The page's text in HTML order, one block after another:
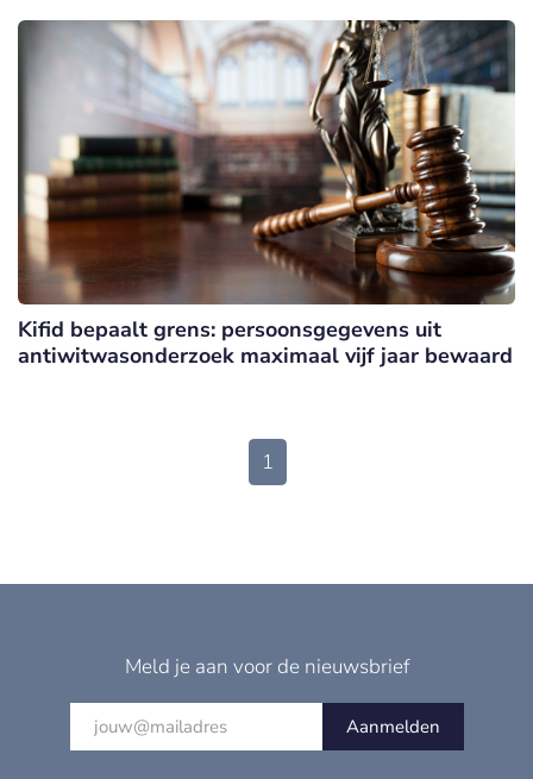
Kifid bepaalt grens: persoonsgegevens uit
antiwitwasonderzoek maximaal vijf jaar bewaard
1
Meld je aan voor de nieuwsbrief
Aanmelden